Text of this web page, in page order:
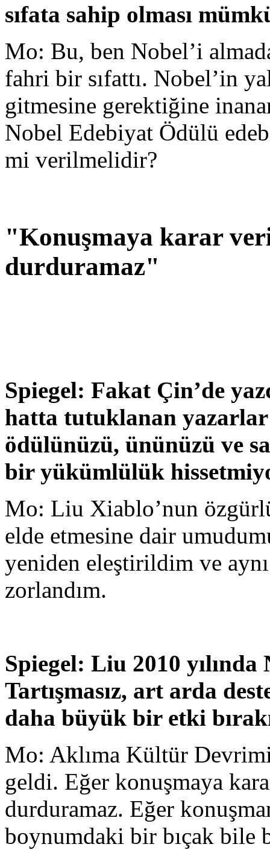
sıfata sahip olması
Mo: Bu, ben Nobel’i
fahri bir sıfattı. Nobel’in
gitmesine gerektiğine
Nobel Edebiyat Ödülü
mi verilmelidir?
"Konuşmaya karar
durduramaz"
Spiegel: Fakat Çin’de
hatta tutuklanan yazarlar
ödülünüzü, ününüzü ve
bir yükümlülük
Mo: Liu Xiablo’nun
elde etmesine dair
yeniden eleştirildim ve
zorlandım.
Spiegel: Liu 2010 yılında
Tartışmasız, art arda
daha büyük bir etki
Mo: Aklıma Kültür
geldi. Eğer konuşmaya
durduramaz. Eğer
boynumdaki bir bıçak bile